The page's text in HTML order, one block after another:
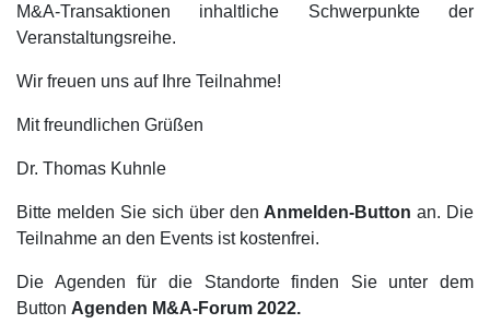
M&A-Transaktionen inhaltliche Schwerpunkte der
Veranstaltungsreihe.
Wir freuen uns auf Ihre Teilnahme!
Mit freundlichen Grüßen
Dr. Thomas Kuhnle
Bitte melden Sie sich über den Anmelden-Button an. Die
Teilnahme an den Events ist kostenfrei.
Die Agenden für die Standorte finden Sie unter dem
Button Agenden M&A-Forum 2022.